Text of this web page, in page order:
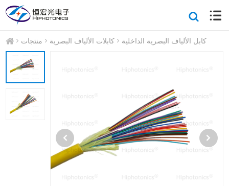
منتجات كابلات الألياف البصرية كابل الألياف البصرية الداخلية